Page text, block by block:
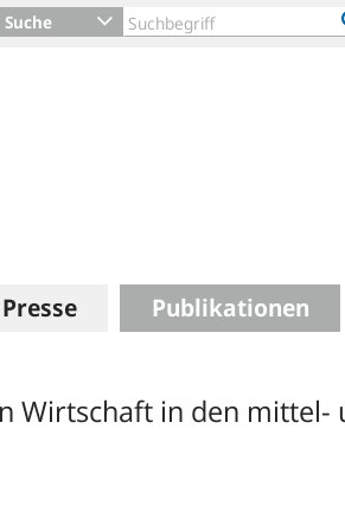
Suche
Presse Publikationen
Wirtschaft in den mittel-